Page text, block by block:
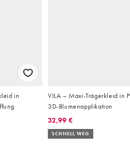
in
VILA – Maxi-Trägerkleid in
3D-Blumenapplikation
32,99 €
SCHNELL WEG